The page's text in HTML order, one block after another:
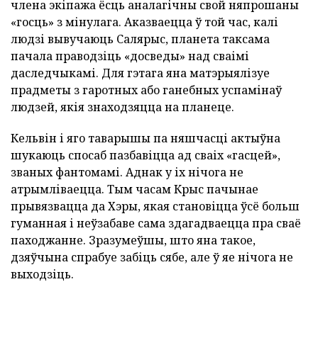
члена экіпажа ёсць аналагічны свой няпрошаны
«госць» з мінулага. Аказваецца ў той час, калі
людзі вывучаюць Салярыс, планета таксама
пачала праводзіць «досведы» над сваімі
даследчыкамі. Для гэтага яна матэрыялізуе
прадметы з гаротных або ганебных успамінаў
людзей, якія знаходзяцца на планеце.
Кельвін і яго таварышы па няшчасці актыўна
шукаюць спосаб пазбавіцца ад сваіх «гасцей»,
званых фантомамі. Аднак у іх нічога не
атрымліваецца. Тым часам Крыс пачынае
прывязвацца да Хэры, якая становіцца ўсё больш
гуманная і неўзабаве сама здагадваецца пра сваё
паходжанне. Зразумеўшы, што яна такое,
дзяўчына спрабуе забіць сябе, але ў яе нічога не
выходзіць.